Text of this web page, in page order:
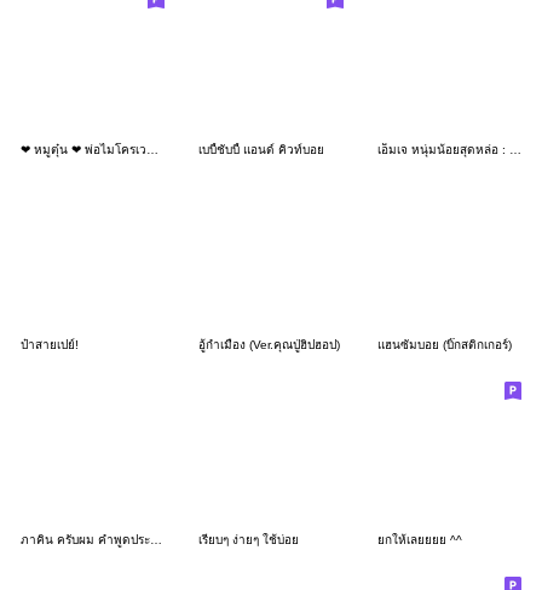
เบบี้ชับบี้ แอนด์ คิวท์บอย
ป๋าสายเปย์! อู้กำเมือง (Ver.คุณปู่ฮิปฮอป) แฮนซั่มบอย (บิ๊กสติกเกอร์)
ภาคิน ครับผม คำพูดประจำวัน 3_60 เรียบๆ ง่ายๆ ใช้บ่อย ยกให้เลยยยย ^^